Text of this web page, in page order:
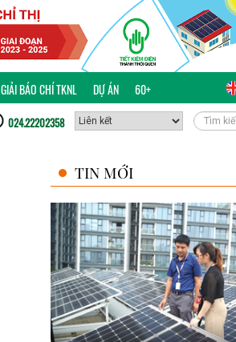
GIẢI BÁO CHÍ TKNL DỰ ÁN 60+
024.22202358
TIN MỚI